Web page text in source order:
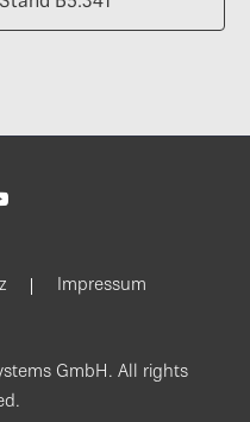
Impressum
GmbH. All rights